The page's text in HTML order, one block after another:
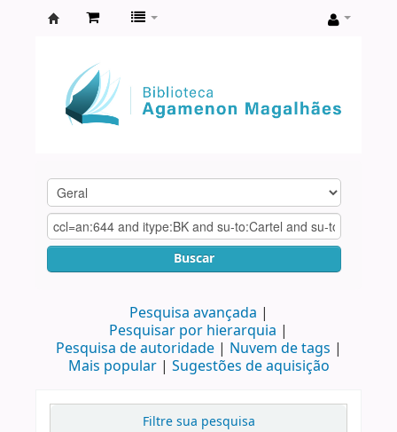
Agamenon
Magalhães
Buscar
Pesquisa avançada
Pesquisar por hierarquia
Pesquisa de autoridade
Nuvem de tags
Mais popular
Sugestões de aquisição
Filtre sua pesquisa